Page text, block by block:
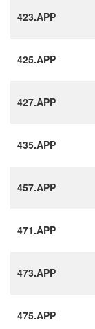
423.APP
425.APP
427.APP
435.APP
457.APP
471.APP
473.APP
475.APP